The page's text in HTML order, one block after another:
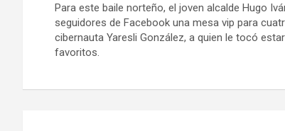
Para este baile norteño, el joven alcalde Hugo
seguidores de Facebook una mesa vip para
cibernauta Yaresli González, a quien le tocó
favoritos.